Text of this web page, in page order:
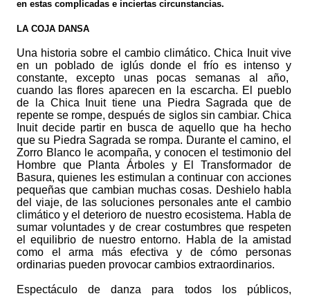
en estas complicadas e inciertas circunstancias.
LA COJA DANSA
Una historia sobre el cambio climático. Chica Inuit vive
en un poblado de iglús donde el frío es intenso y
constante, excepto unas pocas semanas al año,
cuando las flores aparecen en la escarcha. El pueblo
de la Chica Inuit tiene una Piedra Sagrada que de
repente se rompe, después de siglos sin cambiar. Chica
Inuit decide partir en busca de aquello que ha hecho
que su Piedra Sagrada se rompa. Durante el camino, el
Zorro Blanco le acompaña, y conocen el testimonio del
Hombre que Planta Árboles y El Transformador de
Basura, quienes les estimulan a continuar con acciones
pequeñas que cambian muchas cosas. Deshielo habla
del viaje, de las soluciones personales ante el cambio
climático y el deterioro de nuestro ecosistema. Habla de
sumar voluntades y de crear costumbres que respeten
el equilibrio de nuestro entorno. Habla de la amistad
como el arma más efectiva y de cómo personas
ordinarias pueden provocar cambios extraordinarios.
Espectáculo de danza para todos los públicos,